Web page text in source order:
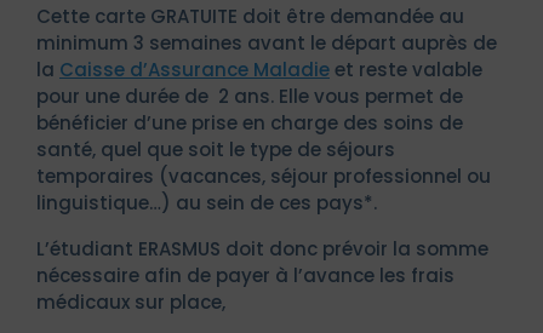
Cette carte GRATUITE doit être demandée au
minimum 3 semaines avant le départ auprès de
la Caisse d’Assurance Maladieet reste valable
pour une durée de 2 ans. Elle vous permet de
bénéficier d’une prise en charge des soins de
santé, quel que soit le type de séjours
temporaires (vacances, séjour professionnel ou
linguistique…) au sein de ces pays*.
L’étudiant ERASMUS doit donc prévoir la somme
nécessaire afin de payer à l’avance les frais
médicaux sur place,